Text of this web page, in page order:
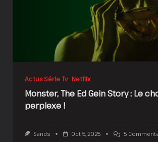
Actus Série Tv Netflix
Monster, The Ed Gein Story : Le
perplexe !
Sands Oct 5, 2025 5